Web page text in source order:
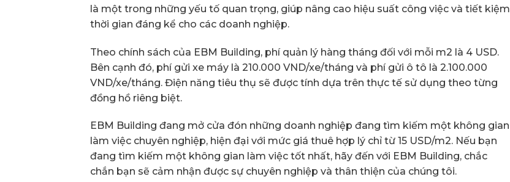
là một trong những yếu tố quan trọng, giúp nâng cao hiệu suất công việc và tiết kiệm
thời gian đáng kể cho các doanh nghiệp.
Theo chính sách của EBM Building, phí quản lý hàng tháng đối với mỗi m2 là 4 USD.
Bên cạnh đó, phí gửi xe máy là 210.000 VND/xe/tháng và phí gửi ô tô là 2.100.000
VND/xe/tháng. Điện năng tiêu thụ sẽ được tính dựa trên thực tế sử dụng theo từng
đồng hồ riêng biệt.
EBM Building đang mở cửa đón những doanh nghiệp đang tìm kiếm một không gian
làm việc chuyên nghiệp, hiện đại với mức giá thuê hợp lý chỉ từ 15 USD/m2. Nếu bạn
đang tìm kiếm một không gian làm việc tốt nhất, hãy đến với EBM Building, chắc
chắn bạn sẽ cảm nhận được sự chuyên nghiệp và thân thiện của chúng tôi.